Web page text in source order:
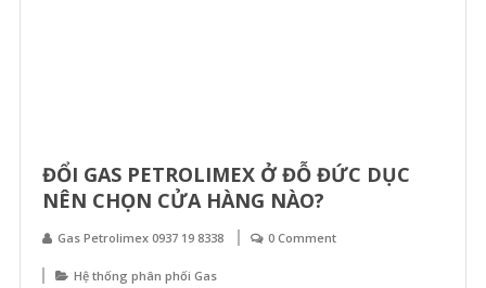
ĐỔI GAS PETROLIMEX Ở ĐỖ ĐỨC DỤC
NÊN CHỌN CỬA HÀNG NÀO?
Gas Petrolimex 0937 19 8338 0 Comment
Hệ thống phân phối Gas